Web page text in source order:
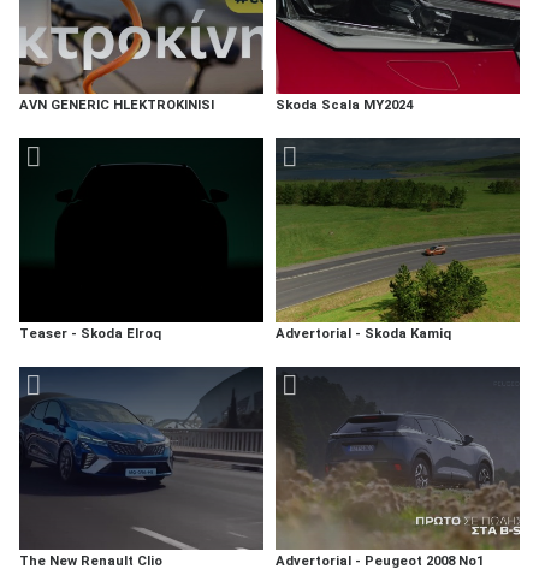
AVN GENERIC HLEKTROKINISI Skoda Scala MY2024
Teaser - Skoda Elroq Advertorial - Skoda Kamiq
The New Renault Clio Advertorial - Peugeot 2008 No1